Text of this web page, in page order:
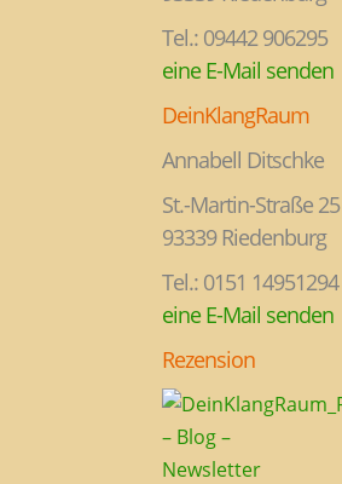
Tel.: 09442 906295
eine E-Mail senden
DeinKlangRaum
Annabell Ditschke
St.-Martin-Straße 25
93339 Riedenburg
Tel.: 0151 14951294
eine E-Mail senden
Rezension
– Blog –
Newsletter